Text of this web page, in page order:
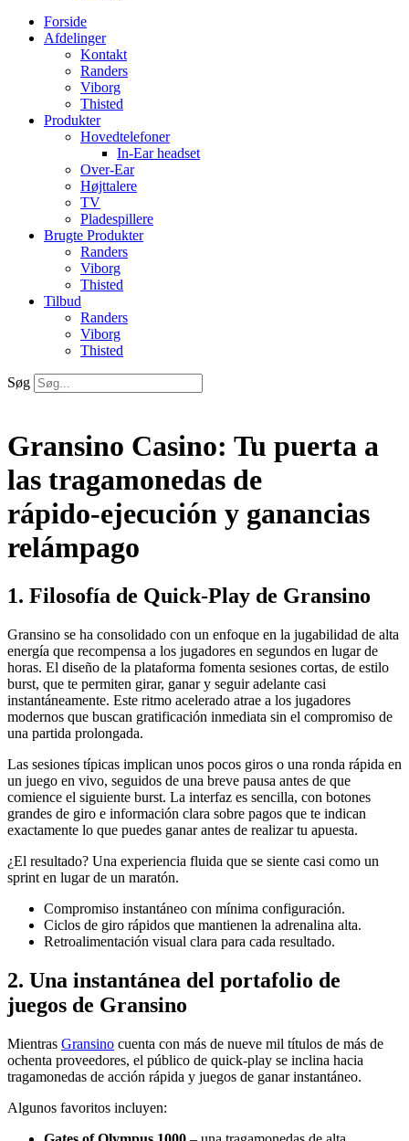
Forside
Afdelinger
Kontakt
Randers
Viborg
Thisted
Produkter
Hovedtelefoner
In-Ear headset
Over-Ear
Højttalere
TV
Pladespillere
Brugte Produkter
Randers
Viborg
Thisted
Tilbud
Randers
Viborg
Thisted
Søg
Gransino Casino: Tu puerta a
las tragamonedas de
rápido‑ejecución y ganancias
relámpago
1. Filosofía de Quick‑Play de Gransino
Gransino se ha consolidado con un enfoque en la jugabilidad de alta
energía que recompensa a los jugadores en segundos en lugar de
horas. El diseño de la plataforma fomenta sesiones cortas, de estilo
burst, que te permiten girar, ganar y seguir adelante casi
instantáneamente. Este ritmo acelerado atrae a los jugadores
modernos que buscan gratificación inmediata sin el compromiso de
una partida prolongada.
Las sesiones típicas implican unos pocos giros o una ronda rápida en
un juego en vivo, seguidos de una breve pausa antes de que
comience el siguiente burst. La interfaz es sencilla, con botones
grandes de giro e información clara sobre pagos que te indican
exactamente lo que puedes ganar antes de realizar tu apuesta.
¿El resultado? Una experiencia fluida que se siente casi como un
sprint en lugar de un maratón.
Compromiso instantáneo con mínima configuración.
Ciclos de giro rápidos que mantienen la adrenalina alta.
Retroalimentación visual clara para cada resultado.
2. Una instantánea del portafolio de
juegos de Gransino
Mientras Gransino cuenta con más de nueve mil títulos de más de
ochenta proveedores, el público de quick‑play se inclina hacia
tragamonedas de acción rápida y juegos de ganar instantáneo.
Algunos favoritos incluyen: